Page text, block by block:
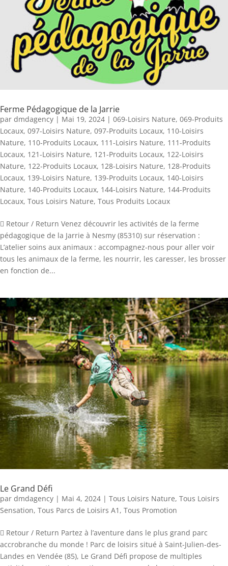
Ferme Pédagogique de la Jarrie
par dmdagency | Mai 19, 2024 | 069-Loisirs Nature, 069-Produits
Locaux, 097-Loisirs Nature, 097-Produits Locaux, 110-Loisirs
Nature, 110-Produits Locaux, 111-Loisirs Nature, 111-Produits
Locaux, 121-Loisirs Nature, 121-Produits Locaux, 122-Loisirs
Nature, 122-Produits Locaux, 128-Loisirs Nature, 128-Produits
Locaux, 139-Loisirs Nature, 139-Produits Locaux, 140-Loisirs
Nature, 140-Produits Locaux, 144-Loisirs Nature, 144-Produits
Locaux, Tous Loisirs Nature, Tous Produits Locaux
 Retour / Return Venez découvrir les activités de la ferme
pédagogique de la Jarrie à Nesmy (85310) sur réservation :
L’atelier soins aux animaux : accompagnez-nous pour aller voir
tous les animaux de la ferme, les nourrir, les caresser, les brosser
en fonction de...
Le Grand Défi
par dmdagency | Mai 4, 2024 | Tous Loisirs Nature, Tous Loisirs
Sensation, Tous Parcs de Loisirs A1 , Tous Promotion
 Retour / Return Partez à l’aventure dans le plus grand parc
accrobranche du monde ! Parc de loisirs situé à Saint-Julien-des-
Landes en Vendée (85), Le Grand Défi propose de multiples